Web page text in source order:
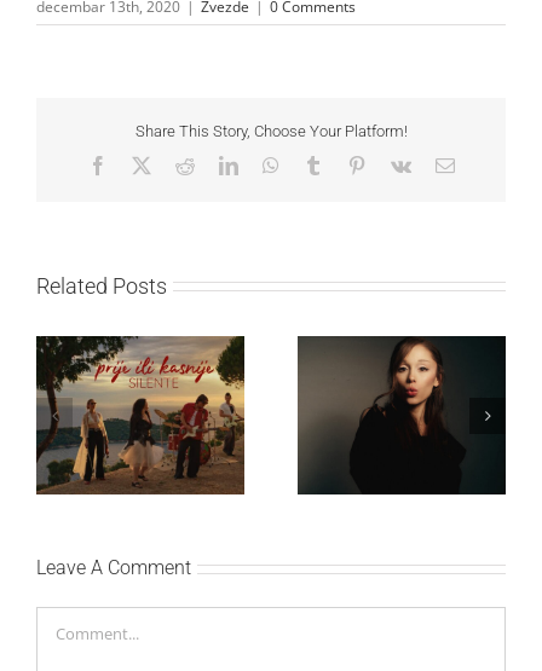
decembar 13th, 2020 | Zvezde | 0 Comments
Share This Story, Choose Your Platform!
Facebook RedditLinkedInWhatsApp
Tumblr Pinterest
Vk Email
Related Posts
Silente objavio novi
singl “Prije ili kasnije”
Ariana Grande objavila
osmi studijski album
Leave A Comment